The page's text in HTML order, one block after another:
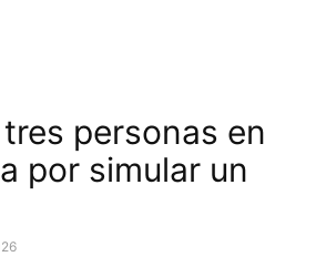
personas en
por simular un